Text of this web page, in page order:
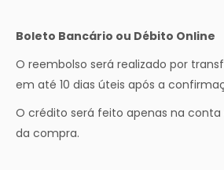
Boleto Bancário ou Débito Online
O reembolso será realizado por
em até 10 dias úteis após a
O crédito será feito apenas na
da compra.